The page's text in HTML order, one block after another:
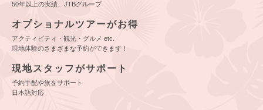
50年以上の実績、JTBグループ
オプショナルツアーがお得
アクティビティ・観光・グルメ etc.
現地体験のさまざまな予約ができます！
現地スタッフがサポート
予約手配や旅をサポート
日本語対応